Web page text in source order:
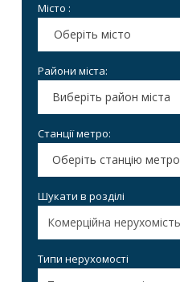
Місто :
Оберіть місто
Райони міста:
Виберіть район міста
Станції метро:
Оберіть станцію метро
Шукати в розділі
Типи нерухомості